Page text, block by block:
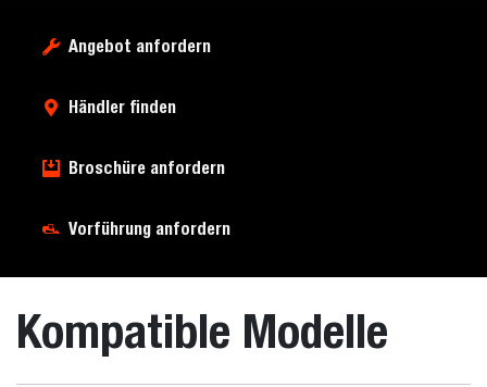
Angebot anfordern
Händler finden
Broschüre anfordern
Vorführung anfordern
Kompatible Modelle